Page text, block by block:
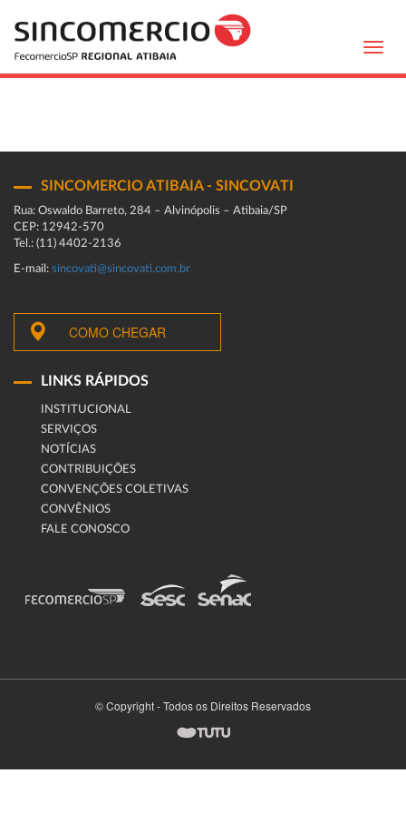
SINCOMERCIO ATIBAIA - SINCOVATI
Rua: Oswaldo Barreto, 284 – Alvinópolis – Atibaia/SP
CEP: 12942-570
Tel.: (11) 4402-2136
E-mail: sincovati@sincovati.com.br
COMO CHEGAR
LINKS RÁPIDOS
INSTITUCIONAL
SERVIÇOS
NOTÍCIAS
CONTRIBUIÇÕES
CONVENÇÕES COLETIVAS
CONVÊNIOS
FALE CONOSCO
© Copyright - Todos os Direitos Reservados